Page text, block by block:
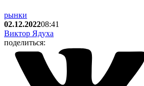
рынки
02.12.202208:41
Виктор Ядуха
поделиться: